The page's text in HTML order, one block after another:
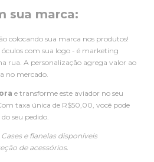
sua marca:
colocando sua marca nos produtos!
óculos com sua logo - é marketing
rua. A personalização agrega valor ao
no mercado.
e transforme este aviador no seu
taxa única de R$50,00, você pode
seu pedido.
e flanelas disponíveis
de acessórios.